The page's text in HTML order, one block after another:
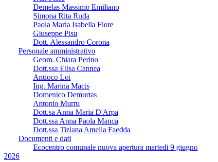
Demelas Massimo Emiliano
Simona Rita Ruda
Paola Maria Isabella Flore
Giuseppe Pisu
Dott. Alessandro Corona
Personale amministrativo
Geom. Chiara Perino
Dott.ssa Elisa Cannea
Antioco Loi
Ing. Marina Macis
Domenico Demurtas
Antonio Murru
Dott.sa Anna Maria D'Arpa
Dott.ssa Anna Paola Manca
Dott.ssa Tiziana Amelia Faedda
Documenti e dati
Ecocentro comunale nuova apertura martedi 9 giugno
2026